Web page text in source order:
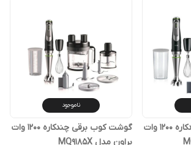
گوشت کوب برقی چندکاره 1200 وات
ناموجود
گوشت کوب برقی چندکاره 1200 وات
براون مدل MQ9185X